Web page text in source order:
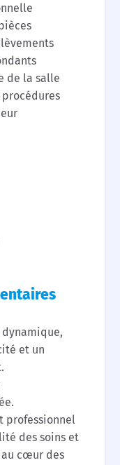
de la salle
et un
professionnel
des soins et
cœur des